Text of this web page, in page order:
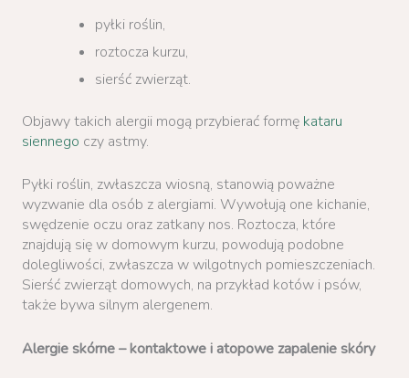
pyłki roślin,
roztocza kurzu,
sierść zwierząt.
Objawy takich alergii mogą przybierać formę kataru
siennego czy astmy.
Pyłki roślin, zwłaszcza wiosną, stanowią poważne
wyzwanie dla osób z alergiami. Wywołują one kichanie,
swędzenie oczu oraz zatkany nos. Roztocza, które
znajdują się w domowym kurzu, powodują podobne
dolegliwości, zwłaszcza w wilgotnych pomieszczeniach.
Sierść zwierząt domowych, na przykład kotów i psów,
także bywa silnym alergenem.
Alergie skórne – kontaktowe i atopowe zapalenie skóry